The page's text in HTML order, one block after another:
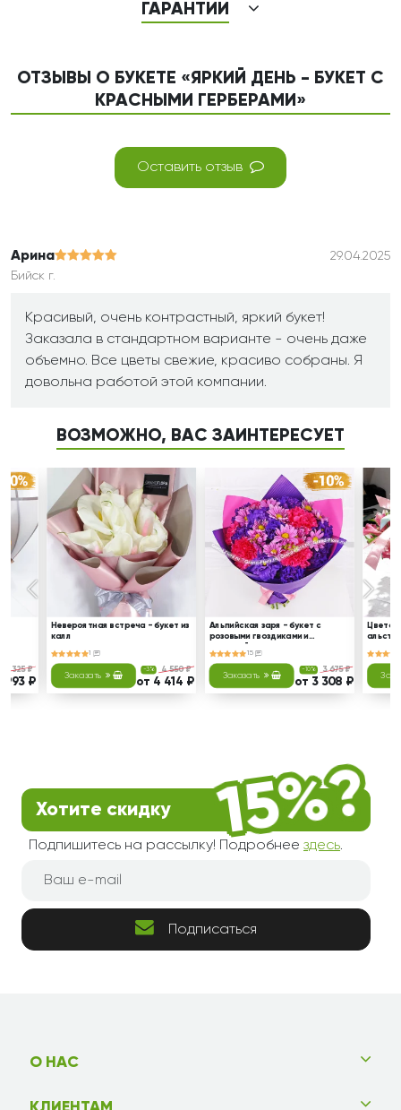
ГАРАНТИИ
ОТЗЫВЫ О БУКЕТЕ «ЯРКИЙ ДЕНЬ - БУКЕТ С
КРАСНЫМИ ГЕРБЕРАМИ»
Оставить отзыв
Арина
29.04.2025
Бийск г.
Красивый, очень контрастный, яркий букет!
Заказала в стандартном варианте - очень даже
объемно. Все цветы свежие, красиво собраны. Я
довольна работой этой компании.
ВОЗМОЖНО, ВАС ЗАИНТЕРЕСУЕТ
3 325 ₽
993 ₽
Невероятная встреча - букет из
калл
1
Заказать
-3% 4 550 ₽
от 4 414 ₽
Альпийская заря - букет с
розовыми гвоздиками и
эустомой
15
Заказать
-10% 3 675 ₽
от 3 308 ₽
Хотите скидку
Подпишитесь на рассылку! Подробнее здесь.
Подписаться
О НАС